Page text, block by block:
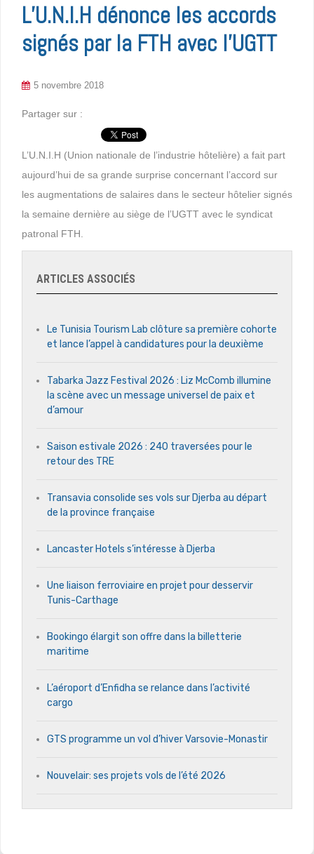
L’U.N.I.H dénonce les accords
signés par la FTH avec l’UGTT
5 novembre 2018
Partager sur :
L’U.N.I.H (Union nationale de l’industrie hôtelière) a fait part
aujourd’hui de sa grande surprise concernant l’accord sur
les augmentations de salaires dans le secteur hôtelier signés
la semaine dernière au siège de l’UGTT avec le syndicat
patronal FTH.
ARTICLES ASSOCIÉS
Le Tunisia Tourism Lab clôture sa première cohorte
et lance l’appel à candidatures pour la deuxième
Tabarka Jazz Festival 2026 : Liz McComb illumine
la scène avec un message universel de paix et
d’amour
Saison estivale 2026 : 240 traversées pour le
retour des TRE
Transavia consolide ses vols sur Djerba au départ
de la province française
Lancaster Hotels s’intéresse à Djerba
Une liaison ferroviaire en projet pour desservir
Tunis-Carthage
Bookingo élargit son offre dans la billetterie
maritime
L’aéroport d’Enfidha se relance dans l’activité
cargo
GTS programme un vol d’hiver Varsovie-Monastir
Nouvelair: ses projets vols de l’été 2026